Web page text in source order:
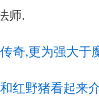
师.
奇,更为强大于
红野猪看起来